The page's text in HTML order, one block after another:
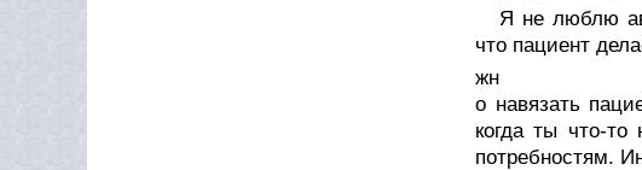
Я не люблю
что па­циент
жн
о навязать
когда ты что-
потребностям.